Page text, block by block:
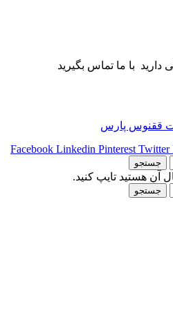
با ما تماس بگیرید
ققنوس پارس
Facebook Linkedin Pinterest Twitter
جستجو
آن هستید تایپ کنید.
جستجو